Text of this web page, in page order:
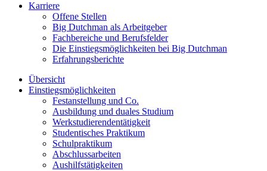
Karriere
Offene Stellen
Big Dutchman als Arbeitgeber
Fachbereiche und Berufsfelder
Die Einstiegsmöglichkeiten bei Big Dutchman
Erfahrungsberichte
Übersicht
Einstiegsmöglichkeiten
Festanstellung und Co.
Ausbildung und duales Studium
Werkstudierendentätigkeit
Studentisches Praktikum
Schulpraktikum
Abschlussarbeiten
Aushilfstätigkeiten